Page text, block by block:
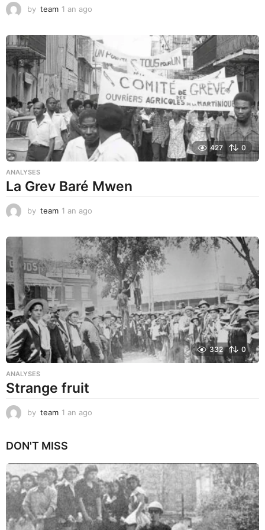
by team 1 an ago
a
g
o
427 0
ANALYSES
La Grev Baré Mwen
by team 1 an ago
a
g
o
332 0
ANALYSES
Strange fruit
by team 1 an ago
o
DON'T MISS